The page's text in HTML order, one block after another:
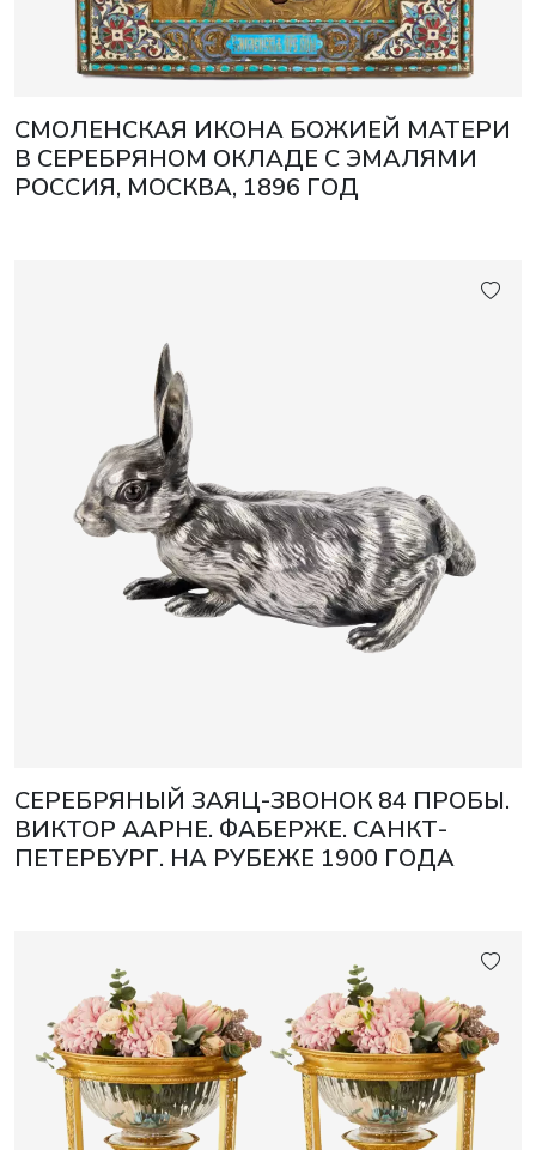
СМОЛЕНСКАЯ ИКОНА БОЖИЕЙ МАТЕРИ
В СЕРЕБРЯНОМ ОКЛАДЕ С ЭМАЛЯМИ
РОССИЯ, МОСКВА, 1896 ГОД
СЕРЕБРЯНЫЙ ЗАЯЦ-ЗВОНОК 84 ПРОБЫ.
ВИКТОР ААРНЕ. ФАБЕРЖЕ. САНКТ-
ПЕТЕРБУРГ. НА РУБЕЖЕ 1900 ГОДА